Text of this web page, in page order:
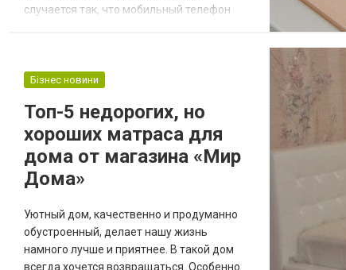
случается так, что мобильный телефон
аксессуаров, а также телефонные слоты
или нет. Перед заказом ремонта или
обслуживания вы можете снач...
Бізнес новини
Топ-5 недорогих, но
хороших матраса для
дома от магазина «Мир
Дома»
Уютный дом, качественно и продуманно
обустроенный, делает нашу жизнь
намного лучше и приятнее. В такой дом
всегда хочется возвращаться. Особенно